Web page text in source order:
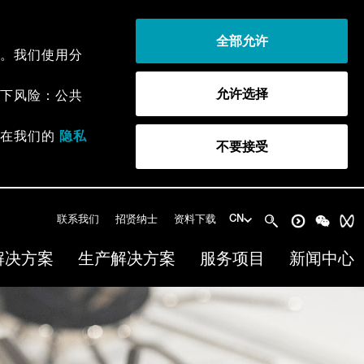
决方案 生产解决方案 服务项目 新闻中心
CN
联系我们 招贤纳士 资料下载
我们使用分
风险：公共
我们的 隐私
全部允许
允许选择
不要接受